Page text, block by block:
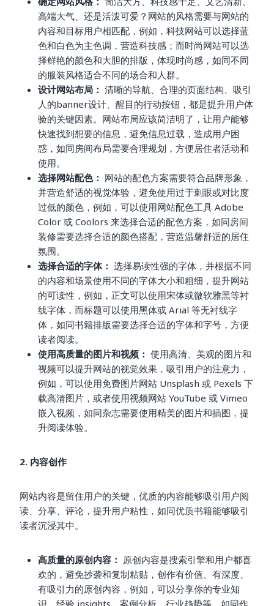
高端大气、还是活泼可爱？网站的风格需要与网站的
内容和目标用户相匹配，例如，科技网站可以选择蓝
色和白色为主色调，营造科技感；而时尚网站可以选
择鲜艳的颜色和大胆的排版，体现时尚感，如同不同
的服装风格适合不同的场合和人群。
设计网站布局： 清晰的导航、合理的页面结构、吸引
人的banner设计、醒目的行动按钮，都是提升用户体
验的关键因素。网站布局应该简洁明了，让用户能够
快速找到想要的信息，避免信息过载，造成用户困
惑，如同房间布局需要合理规划，方便居住者活动和
使用。
选择网站配色： 网站的配色方案需要符合品牌形象，
并营造舒适的视觉体验，避免使用过于刺眼或对比度
过低的颜色，例如，可以使用网站配色工具 Adobe
Color 或 Coolors 来选择合适的配色方案，如同房间
装修需要选择合适的颜色搭配，营造温馨舒适的居住
氛围。
选择合适的字体： 选择易读性强的字体，并根据不同
的内容和场景使用不同的字体大小和粗细，提升网站
的可读性，例如，正文可以使用宋体或微软雅黑等衬
线字体，而标题可以使用黑体或 Arial 等无衬线字
体，如同书籍排版需要选择合适的字体和字号，方便
读者阅读。
使用高质量的图片和视频： 使用高清、美观的图片和
视频可以提升网站的视觉效果，吸引用户的注意力，
例如，可以使用免费图片网站 Unsplash 或 Pexels 下
载高清图片，或者使用视频网站 YouTube 或 Vimeo
嵌入视频，如同杂志需要使用精美的图片和插图，提
升阅读体验。
2. 内容创作
网站内容是留住用户的关键，优质的内容能够吸引用户阅
读、分享、评论，提升用户粘性，如同优质书籍能够吸引
读者沉浸其中。
高质量的原创内容： 原创内容是搜索引擎和用户都喜
欢的，避免抄袭和复制粘贴，创作有价值、有深度、
有吸引力的原创内容，例如，可以分享你的专业知
识、经验 insights、案例分析、行业趋势等，如同作